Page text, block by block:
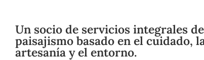
Un socio de servicios integrales de
paisajismo basado en el cuidado,
artesanía y el entorno.